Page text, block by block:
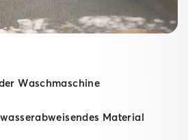
Waschmaschine
Material